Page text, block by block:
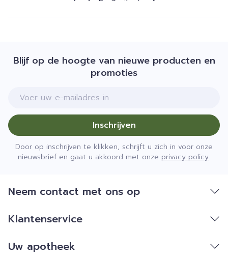
Blijf op de hoogte van nieuwe producten en
promoties
E-mail adres
Inschrijven
Door op inschrijven te klikken, schrijft u zich in voor onze
nieuwsbrief en gaat u akkoord met onze privacy policy.
Neem contact met ons op
Klantenservice
Uw apotheek